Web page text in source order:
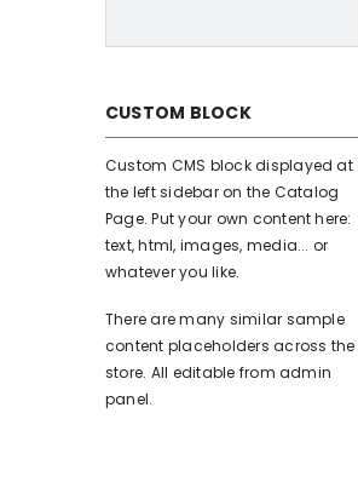
CUSTOM BLOCK
Custom CMS block displayed at
the left sidebar on the Catalog
Page. Put your own content here:
text, html, images, media... or
whatever you like.
There are many similar sample
content placeholders across the
store. All editable from admin
panel.